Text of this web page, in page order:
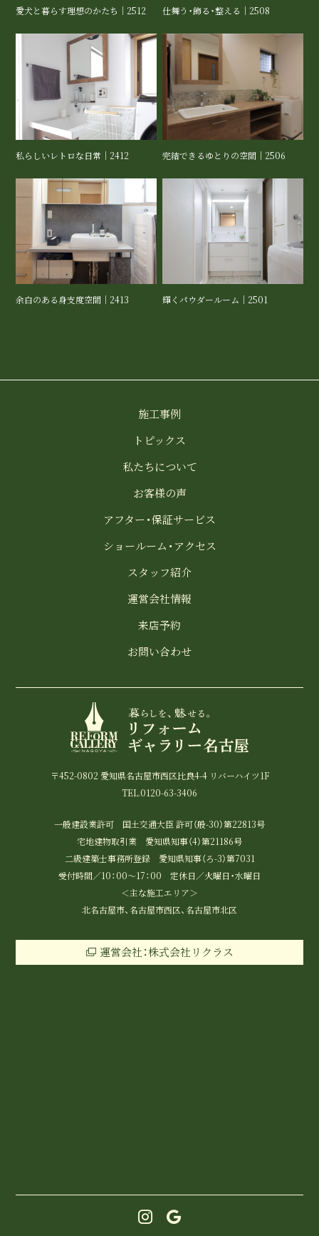
愛犬と暮らす理想のかたち｜2512 仕舞う・飾る・整える｜2508
私らしいレトロな日常｜2412 完結できるゆとりの空間｜2506
余白のある身支度空間｜2413 輝くパウダールーム｜2501
施工事例
トピックス
私たちについて
お客様の声
アフター・保証サービス
ショールーム・アクセス
スタッフ紹介
運営会社情報
来店予約
お問い合わせ
〒452-0802 愛知県名古屋市西区比良4-4 リバーハイツ1F
TEL.0120-63-3406
一般建設業許可 国土交通大臣 許可（般-30）第22813号
宅地建物取引業 愛知県知事（4）第21186号
二級建築士事務所登録 愛知県知事（ろ-3）第7031
受付時間／10：00～17：00 定休日／火曜日・水曜日
＜主な施工エリア＞
北名古屋市、名古屋市西区、名古屋市北区
運営会社：株式会社リクラス